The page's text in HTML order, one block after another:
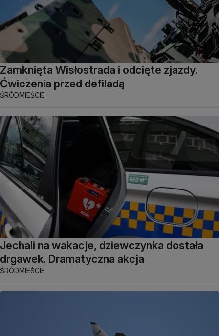
Zamknięta Wisłostrada i odcięte zjazdy.
Ćwiczenia przed defiladą
ŚRÓDMIEŚCIE
Jechali na wakacje, dziewczynka dostała
drgawek. Dramatyczna akcja
ŚRÓDMIEŚCIE